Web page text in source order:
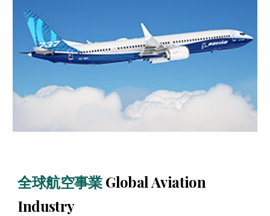
全球航空事業Global Aviation
Industry